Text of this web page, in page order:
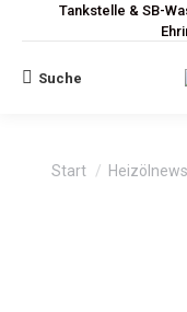
Tankstelle & SB-
Search:
Suche
Sie befinden sich
Start Heizölnews